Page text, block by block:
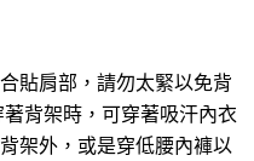
貼肩部，請勿太緊以免背
背架時，可穿著吸汗內衣
架外，或是穿低腰內褲以